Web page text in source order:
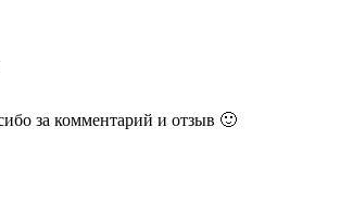
за комментарий и отзыв 🙂